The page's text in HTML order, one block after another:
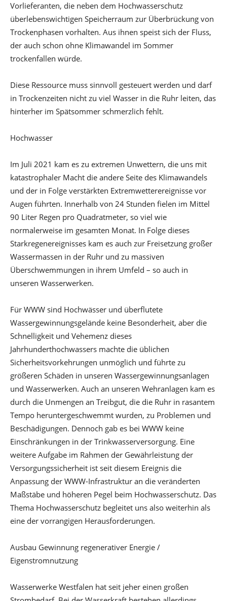
Vorlieferanten, die neben dem Hochwasserschutz
überlebenswichtigen Speicherraum zur Überbrückung von
Trockenphasen vorhalten. Aus ihnen speist sich der Fluss,
der auch schon ohne Klimawandel im Sommer
trockenfallen würde.
Diese Ressource muss sinnvoll gesteuert werden und darf
in Trockenzeiten nicht zu viel Wasser in die Ruhr leiten, das
hinterher im Spätsommer schmerzlich fehlt.
Hochwasser
Im Juli 2021 kam es zu extremen Unwettern, die uns mit
katastrophaler Macht die andere Seite des Klimawandels
und der in Folge verstärkten Extremwetterereignisse vor
Augen führten. Innerhalb von 24 Stunden fielen im Mittel
90 Liter Regen pro Quadratmeter, so viel wie
normalerweise im gesamten Monat. In Folge dieses
Starkregenereignisses kam es auch zur Freisetzung großer
Wassermassen in der Ruhr und zu massiven
Überschwemmungen in ihrem Umfeld – so auch in
unseren Wasserwerken.
Für WWW sind Hochwässer und überflutete
Wassergewinnungsgelände keine Besonderheit, aber die
Schnelligkeit und Vehemenz dieses
Jahrhunderthochwassers machte die üblichen
Sicherheitsvorkehrungen unmöglich und führte zu
größeren Schäden in unseren Wassergewinnungsanlagen
und Wasserwerken. Auch an unseren Wehranlagen kam es
durch die Unmengen an Treibgut, die die Ruhr in rasantem
Tempo heruntergeschwemmt wurden, zu Problemen und
Beschädigungen. Dennoch gab es bei WWW keine
Einschränkungen in der Trinkwasserversorgung. Eine
weitere Aufgabe im Rahmen der Gewährleistung der
Versorgungssicherheit ist seit diesem Ereignis die
Anpassung der WWW-Infrastruktur an die veränderten
Maßstäbe und höheren Pegel beim Hochwasserschutz. Das
Thema Hochwasserschutz begleitet uns also weiterhin als
eine der vorrangigen Herausforderungen.
Ausbau Gewinnung regenerativer Energie /
Eigenstromnutzung
Wasserwerke Westfalen hat seit jeher einen großen